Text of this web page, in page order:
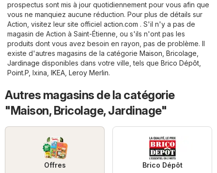
prospectus sont mis à jour quotidiennement pour vous afin que
vous ne manquiez aucune réduction. Pour plus de détails sur
Action, visitez leur site officiel action.com . S'il n'y a pas de
magasin de Action à Saint-Étienne, ou s'ils n'ont pas les
produits dont vous avez besoin en rayon, pas de problème. Il
existe d'autres magasins de la catégorie Maison, Bricolage,
Jardinage disponibles dans votre ville, tels que Brico Dépôt
Point.P Ixina IKEA Leroy Merlin.
Autres magasins de la catégorie
"Maison, Bricolage, Jardinage"
Offres Brico Dépôt